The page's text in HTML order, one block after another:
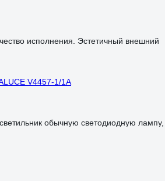
исполнения. Эстетичный внешний
V4457-1/1A
обычную светодиодную лампу,
Ну че за колхоз в отзывах..
A1021AP-1SS